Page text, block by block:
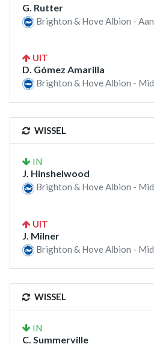
G. Rutter
Brighton & Hove Albion -
UIT
D. Gómez Amarilla
Brighton & Hove Albion -
WISSEL
IN
J. Hinshelwood
Brighton & Hove Albion -
UIT
J. Milner
Brighton & Hove Albion -
WISSEL
IN
C. Summerville